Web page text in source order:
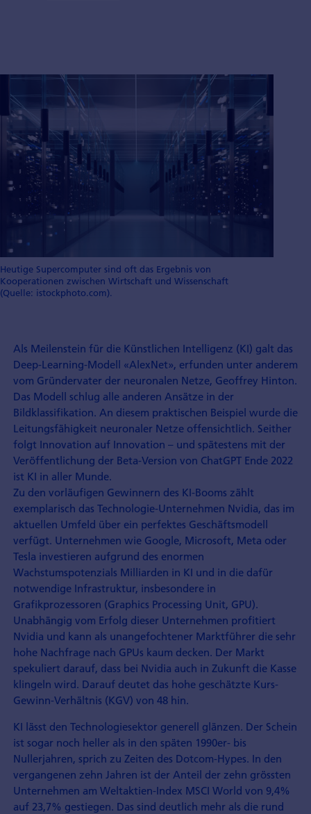
Heutige Supercomputer sind oft das Ergebnis von
Kooperationen zwischen Wirtschaft und Wissenschaft
(Quelle: istockphoto.com).
Als Meilenstein für die Künstlichen Intelligenz (KI) galt das
Deep-Learning-Modell «AlexNet», erfunden unter anderem
vom Gründervater der neuronalen Netze, Geoffrey Hinton.
Das Modell schlug alle anderen Ansätze in der
Bildklassifikation. An diesem praktischen Beispiel wurde die
Leitungsfähigkeit neuronaler Netze offen­sichtlich. Seither
folgt Innovation auf Innovation – und spätestens mit der
Veröffentlichung der Beta-Version von ChatGPT Ende 2022
ist KI in aller Munde.
Zu den vorläufigen Gewinnern des KI-Booms zählt
exemplarisch das Technologie-Unternehmen Nvidia, das im
aktuellen Umfeld über ein perfektes Geschäftsmodell
verfügt. Unternehmen wie Google, Microsoft, Meta oder
Tesla investieren aufgrund des enormen
Wachstumspotenzials Milliarden in KI und in die dafür
notwendige Infrastruktur, insbesondere in
Grafikprozessoren (Graphics Processing Unit, GPU).
Unabhängig vom Erfolg dieser Unternehmen profitiert
Nvidia und kann als unange­fochtener Marktführer die sehr
hohe Nachfrage nach GPUs kaum decken. Der Markt
spekuliert darauf, dass bei Nvidia auch in Zukunft die Kasse
klingeln wird. Darauf deutet das hohe geschätzte Kurs-
Gewinn-Verhältnis (KGV) von 48 hin.
KI lässt den Technologiesektor generell glänzen. Der Schein
ist sogar noch heller als in den späten 1990er- bis
Nullerjahren, sprich zu Zeiten des Dotcom-Hypes. In den
vergangenen zehn Jahren ist der Anteil der zehn grössten
Unternehmen am Weltaktien-Index MSCI World von 9,4%
auf 23,7% gestiegen. Das sind deutlich mehr als die rund